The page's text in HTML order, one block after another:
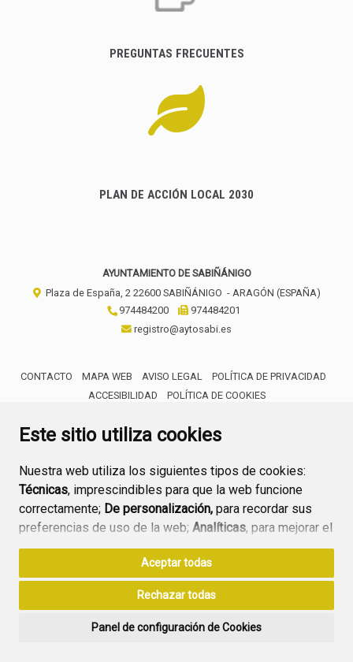
Este sitio utiliza cookies
Nuestra web utiliza los siguientes tipos de cookies:
Técnicas, imprescindibles para que la web funcione
correctamente; De personalización, para recordar sus
preferencias de uso de la web; Analíticas, para mejorar el
funcionamiento de la web y sus servicios.
Si acepta pulsando el botón“Aceptar todas”
consideramos que acepta su uso. Si pulsa el botón
ninguna acción, se guardarán las cookies técnicas
Aceptar todas
Rechazar todas
Panel de configuración de Cookies
PREGUNTAS FRECUENTES
PLAN DE ACCIÓN LOCAL 2030
AYUNTAMIENTO DE SABIÑÁNIGO
Plaza de España, 2 22600 SABIÑÁNIGO - ARAGÓN (ESPAÑA)
974484200
974484201
registro@aytosabi.es
CONTACTO MAPA WEB AVISO LEGAL
POLÍTICA DE PRIVACIDAD
ACCESIBILIDAD
POLÍTICA DE COOKIES